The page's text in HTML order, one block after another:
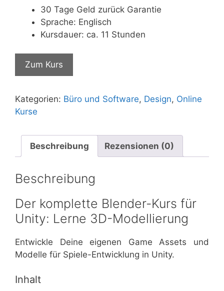
war:
€174,99
ist:
€13,99.
30 Tage Geld zurück Garantie
Sprache: Englisch
Kursdauer: ca. 11 Stunden
Zum Kurs
Kategorien: Büro und Software, Design, Online
Kurse
Beschreibung Rezensionen (0)
Beschreibung
Der komplette Blender-Kurs für
Unity: Lerne 3D-Modellierung
Entwickle Deine eigenen Game Assets und
Modelle für Spiele-Entwicklung in Unity.
Inhalt